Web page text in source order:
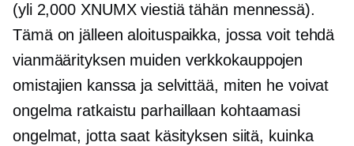
(yli 2,000 XNUMX viestiä tähän mennessä).
Tämä on jälleen aloituspaikka, jossa voit tehdä
vianmäärityksen muiden verkkokauppojen
omistajien kanssa ja selvittää, miten he voivat
ongelma ratkaistu parhaillaan kohtaamasi
ongelmat, jotta saat käsityksen siitä, kuinka